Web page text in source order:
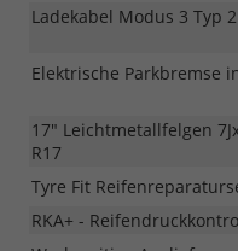
Ladekabel Modus 3 Typ
Elektrische Parkbremse
17" Leichtmetallfelgen
R17
Tyre Fit
RKA+ -